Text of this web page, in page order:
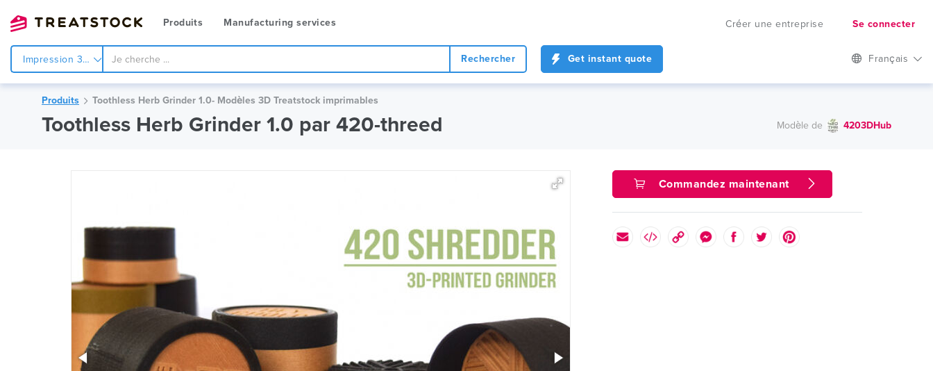
Produits Manufacturing services Créer une entreprise Se connecter
Impression 3d Rechercher Get instant quote Français
Produits Toothless Herb Grinder 1.0- Modèles 3D Treatstock imprimables
Toothless Herb Grinder 1.0 par 420-threed Modèle de 4203DHub
Commandez maintenant